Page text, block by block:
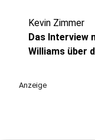
Kevin Zimmer
Das Interview
Williams über
Anzeige